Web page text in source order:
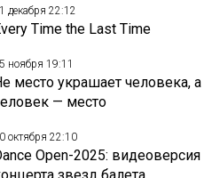
декабря 22:12
Time the Last Time
ноября 19:11
место украшает человека, а
— место
октября 22:10
Open-2025: видеоверсия